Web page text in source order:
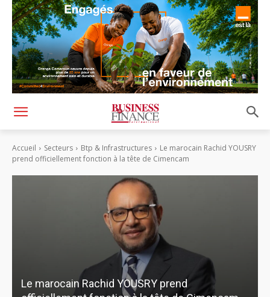
Accueil Secteurs Btp & Infrastructures
Le marocain Rachid YOUSRY
prend officiellement fonction à la tête de Cimencam
Le marocain Rachid YOUSRY prend